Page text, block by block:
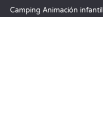
Camping Animación infantil